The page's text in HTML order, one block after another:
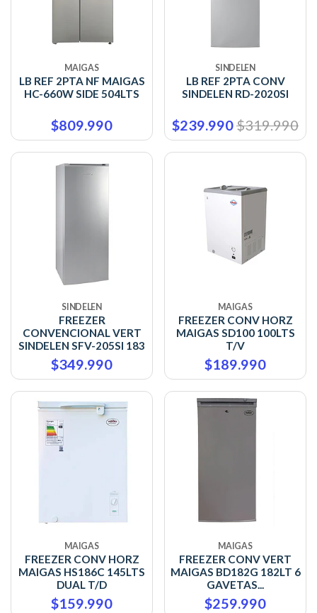
MAIGAS
LB REF 2PTA NF MAIGAS
HC-660W SIDE 504LTS
$809.990
SINDELEN
LB REF 2PTA CONV
SINDELEN RD-2020SI
$239.990$319.990
SINDELEN
FREEZER
CONVENCIONAL VERT
SINDELEN SFV-205SI 183
$349.990
MAIGAS
FREEZER CONV HORZ
MAIGAS SD100 100LTS
T/V
$189.990
MAIGAS
FREEZER CONV HORZ
MAIGAS HS186C 145LTS
DUAL T/D
$159.990
MAIGAS
FREEZER CONV VERT
MAIGAS BD182G 182LT 6
GAVETAS...
$259.990